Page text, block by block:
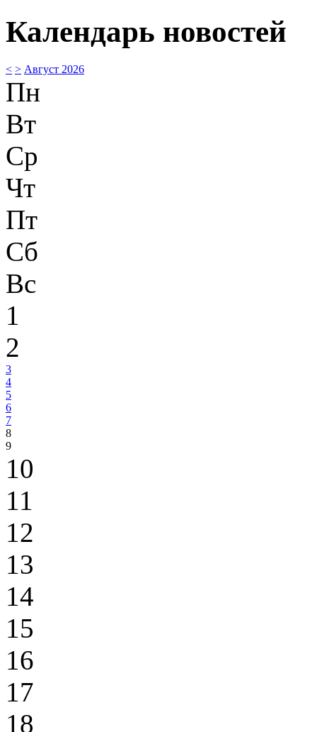
Календарь новостей
< > Август 2026
Пн
Вт
Ср
Чт
Пт
Сб
Вс
1
2
3
4
5
6
7
8
9
10
11
12
13
14
15
16
17
18